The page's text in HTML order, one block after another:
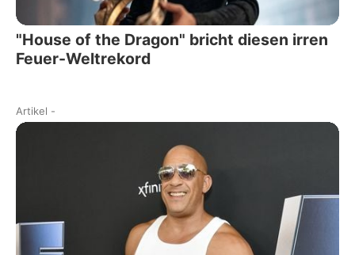
"House of the Dragon" bricht diesen irren
Feuer-Weltrekord
Artikel -